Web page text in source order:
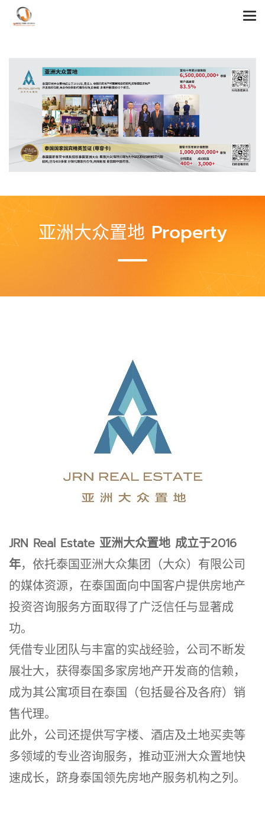
亚洲大众置地 Property
JRN Real Estate 亚洲大众置地 成立于2016
年，依托泰国亚洲大众集团（大众）有限公司
的媒体资源，在泰国面向中国客户提供房地产
投资咨询服务方面取得了广泛信任与显著成
功。
凭借专业团队与丰富的实战经验，公司不断发
展壮大，获得泰国多家房地产开发商的信赖，
成为其公寓项目在泰国（包括曼谷及各府）销
售代理。
此外，公司还提供写字楼、酒店及土地买卖等
多领域的专业咨询服务，推动亚洲大众置地快
速成长，跻身泰国领先房地产服务机构之列。